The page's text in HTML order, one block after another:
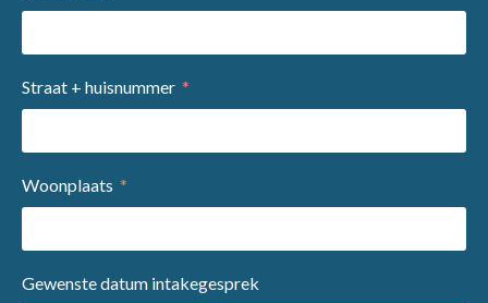
Straat + huisnummer
Woonplaats
Gewenste datum intakegesprek